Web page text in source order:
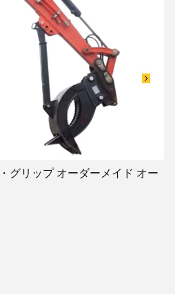
グリップ オーダーメイド オー